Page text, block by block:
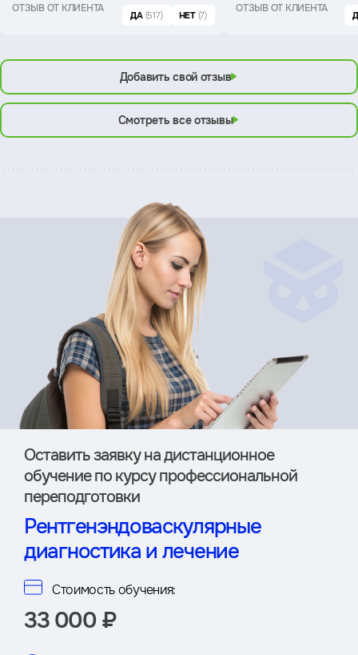
ОТЗЫВ ОТ КЛИЕНТА
ДА (517) НЕТ (7)
ОТЗЫВ ОТ КЛИЕНТА
Добавить свой отзыв
Смотреть все отзывы
Оставить заявку на дистан­ционное
обучение по курсу профессиональной
переподготовки
Рентгенэндоваскулярные
диагностика и лечение
Стоимость обучения:
33 000 ₽